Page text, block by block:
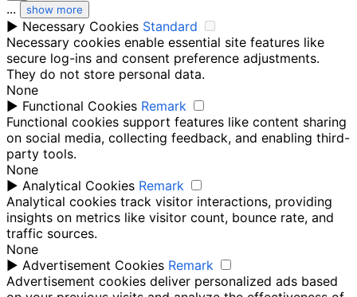
... show more
► Necessary Cookies Standard
Necessary cookies enable essential site features like
secure log-ins and consent preference adjustments.
They do not store personal data.
None
► Functional Cookies Remark
Functional cookies support features like content sharing
on social media, collecting feedback, and enabling third-
party tools.
None
► Analytical Cookies Remark
Analytical cookies track visitor interactions, providing
insights on metrics like visitor count, bounce rate, and
traffic sources.
None
► Advertisement Cookies Remark
Advertisement cookies deliver personalized ads based